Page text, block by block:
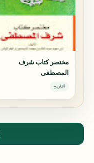
مختصر كتاب شرف
المصطفى
التاريخ